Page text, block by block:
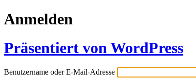
Anmelden
Präsentiert von WordPress
Benutzername oder E-Mail-Adresse